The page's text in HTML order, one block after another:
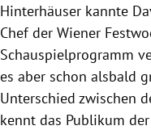
Hinterhäuser kannte
Chef der Wiener
Schauspielprogramm
es aber schon alsbald
Unterschied zwischen
kennt das Publikum